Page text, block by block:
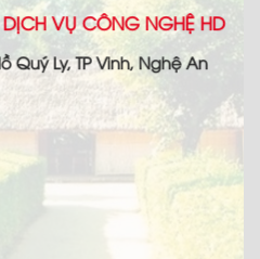
VỤ CÔNG NGHỆ HD
Quý Ly, TP Vinh, Nghệ An